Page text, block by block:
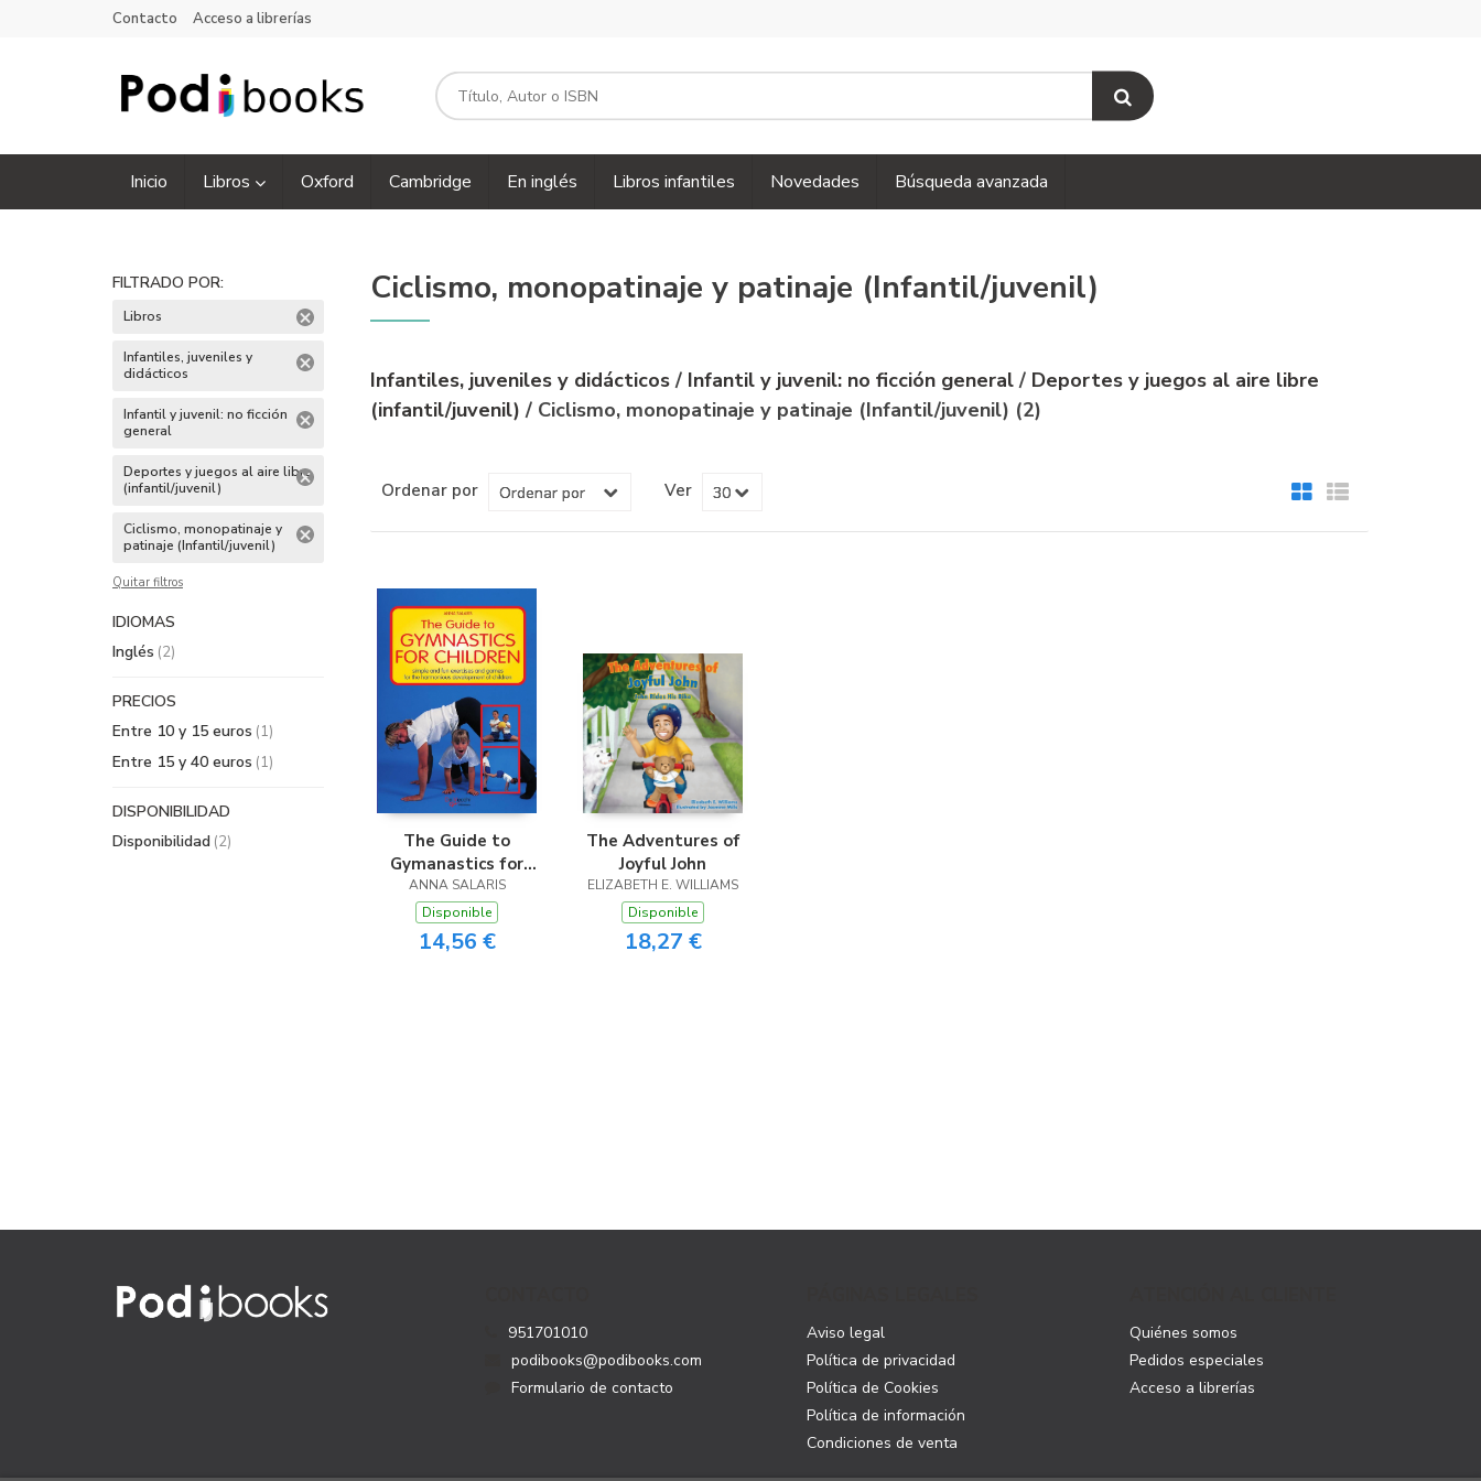
Contacto Acceso a librerías
Inicio Libros Oxford Cambridge En inglés Libros infantiles Novedades Búsqueda avanzada
Ciclismo, monopatinaje y patinaje (Infantil/juvenil)
Infantiles, juveniles y didácticos/ Infantil y juvenil: no ficción general/ Deportes y juegos al aire libre
(infantil/juvenil)/ Ciclismo, monopatinaje y patinaje (Infantil/juvenil) (2)
Ordenar por Ver
The Guide to
Gymanastics for
Children
ANNA SALARIS
Disponible
14,56 €
The Adventures of
Joyful John
ELIZABETH E. WILLIAMS
Disponible
18,27 €
FILTRADO POR:
Libros
Infantiles, juveniles y
didácticos
Infantil y juvenil: no ficción
general
Deportes y juegos al aire libre
(infantil/juvenil)
Ciclismo, monopatinaje y
patinaje (Infantil/juvenil)
Quitar filtros
IDIOMAS
Inglés (2)
PRECIOS
Entre 10 y 15 euros (1)
Entre 15 y 40 euros (1)
DISPONIBILIDAD
Disponibilidad (2)
951701010
podibooks@podibooks.com
Formulario de contacto
Aviso legal
Política de privacidad
Política de Cookies
Política de información
Condiciones de venta
Quiénes somos
Pedidos especiales
Acceso a librerías